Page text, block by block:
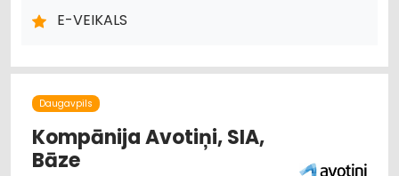
METĀLIZSTRĀDĀJUMI
AUTO RIEPU, AUTO DISKU TIRDZNIECĪBA
E-VEIKALS
Daugavpils
Kompānija Avotiņi, SIA,
Bāze